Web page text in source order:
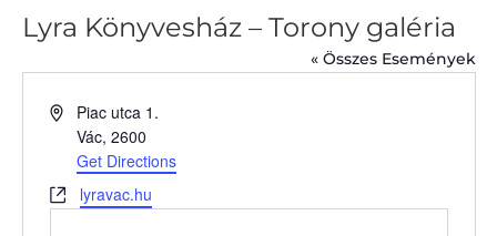
Lyra Könyvesház – Torony galéria
« Összes Események
AddressPiac utca 1.
Vác, 2600
Get Directions
Websitelyravac.hu